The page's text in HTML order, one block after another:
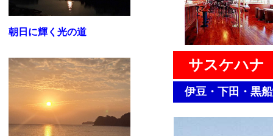
朝日に輝く光の道
サスケハナ
伊豆・下田・